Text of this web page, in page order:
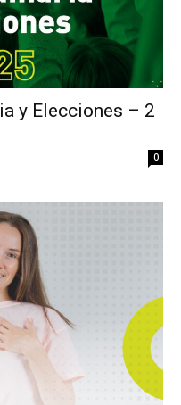
y Elecciones – 2
0